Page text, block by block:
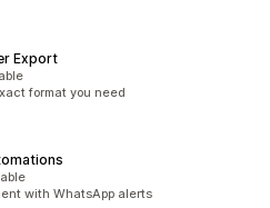
Export
format you need
with WhatsApp alerts